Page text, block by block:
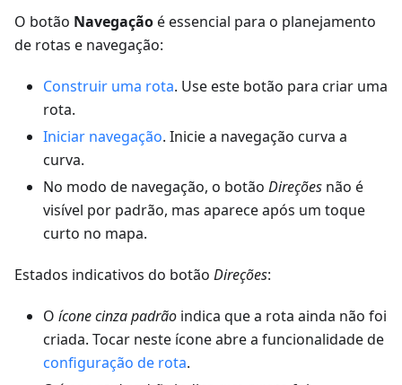
O botão Navegaçãoé essencial para o planejamento
de rotas e navegação:
Construir uma rota. Use este botão para criar uma
rota.
Iniciar navegação. Inicie a navegação curva a
curva.
No modo de navegação, o botão Direções não é
visível por padrão, mas aparece após um toque
curto no mapa.
Estados indicativos do botão Direções:
O ícone cinza padrão indica que a rota ainda não foi
criada. Tocar neste ícone abre a funcionalidade de
configuração de rota.